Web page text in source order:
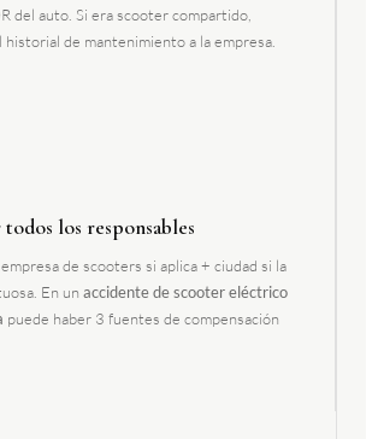
del auto. Si era scooter compartido,
historial de mantenimiento a la empresa.
los responsables
de scooters si aplica + ciudad si la
En un accidente de scooter eléctrico
puede haber 3 fuentes de compensación